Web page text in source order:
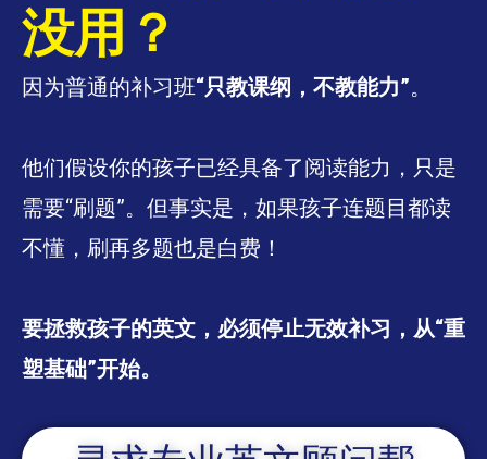
没用？
因为普通的补习班“只教课纲，不教能力”。
他们假设你的孩子已经具备了阅读能力，只是
需要“刷题”。但事实是，如果孩子连题目都读
不懂，刷再多题也是白费！
要拯救孩子的英文，必须停止无效补习，从“重
塑基础”开始。